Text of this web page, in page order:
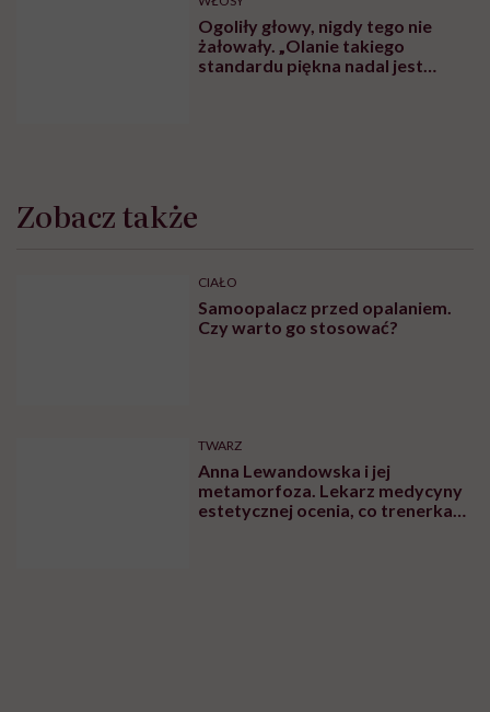
Ogoliły głowy, nigdy tego nie
żałowały. „Olanie takiego
standardu piękna nadal jest
Zobacz także
CIAŁO
Samoopalacz przed opalaniem.
Czy warto go stosować?
TWARZ
Anna Lewandowska i jej
metamorfoza. Lekarz medycyny
estetycznej ocenia, co trenerka